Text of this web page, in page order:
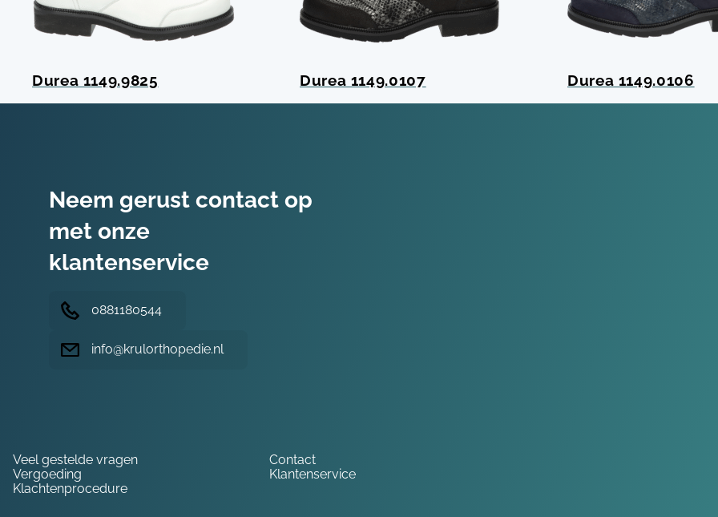
Durea 1149.9825 Durea 1149.0107 Durea 1149.0106
Neem gerust contact op
met onze
klantenservice
0881180544
info@krulorthopedie.nl
Veel gestelde vragen
Contact
Vergoeding
Klantenservice
Klachtenprocedure